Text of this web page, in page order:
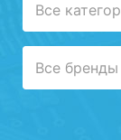
Все
Все бренды